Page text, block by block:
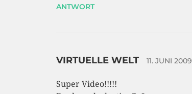
ANTWORT
VIRTUELLE WELT 11. JUNI 2009
Super Video!!!!!